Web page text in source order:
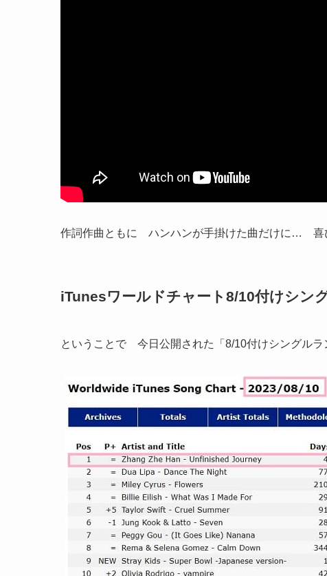
作詞作曲ともに ハンハンが手掛けた曲だけに…
iTunesワールドチャート8/10付けシ
ということで 今日公開された「8/10付けシングルラ